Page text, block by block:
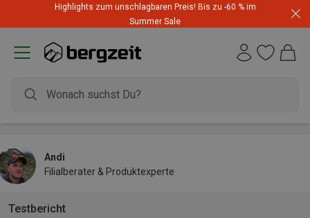
Highlights zum unschlagbaren Preis! Bis zu -60 % im
Summer Sale
Testbericht
Andi
Filialberater & Produktexperte